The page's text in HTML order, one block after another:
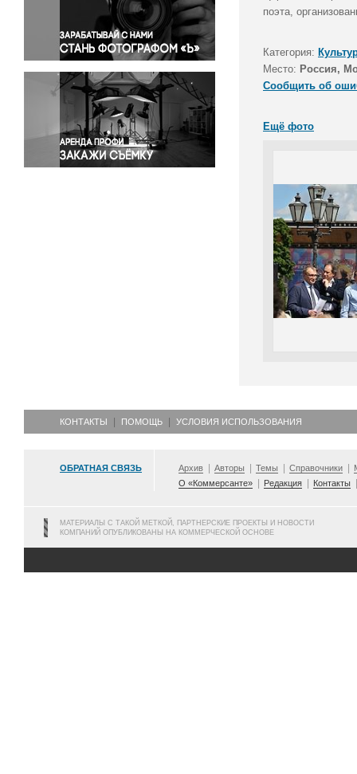
Правосудие
Происшествия и конфликты
Религия
Светская жизнь
Спорт
Экология
Экономика и бизнес
поэта,
Категория:
Место: Россия,
Сообщить об
Ещё фото
КОНТАКТЫ ПОМОЩЬ УСЛОВИЯ ИСПОЛЬЗОВАНИЯ
ОБРАТНАЯ СВЯЗЬ Архив Авторы Темы Справочники
О «Коммерсанте»
Редакция Контакты
МАТЕРИАЛЫ С ТАКОЙ МЕТКОЙ, ПАРТНЕРСКИЕ ПРОЕКТЫ И НОВОСТИ
КОМПАНИЙ ОПУБЛИКОВАНЫ НА КОММЕРЧЕСКОЙ ОСНОВЕ